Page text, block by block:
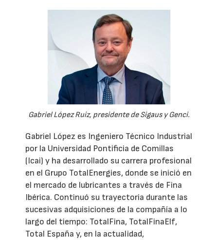
Gabriel López Ruiz, presidente de Sigaus y Genci.
Gabriel López es Ingeniero Técnico Industrial
por la Universidad Pontificia de Comillas
(Icai) y ha desarrollado su carrera profesional
en el Grupo TotalEnergies, donde se inició en
el mercado de lubricantes a través de Fina
Ibérica. Continuó su trayectoria durante las
sucesivas adquisiciones de la compañía a lo
largo del tiempo: TotalFina, TotalFinaElf,
Total España y, en la actualidad,